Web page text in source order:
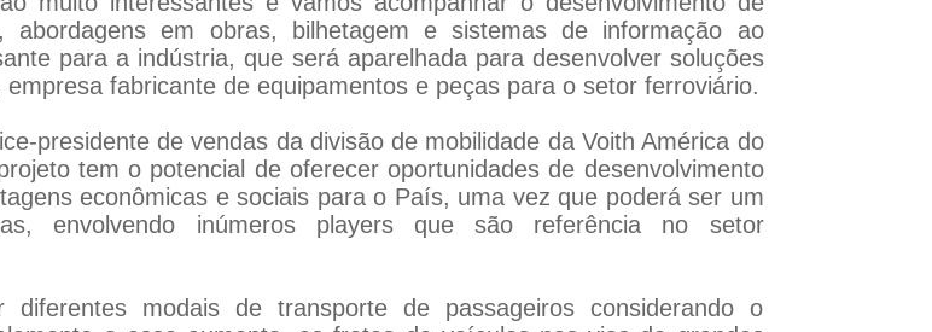
abordagens em obras, bilhetagem e sistemas de informação ao
para a indústria, que será aparelhada para desenvolver soluções
fabricante de equipamentos e peças para o setor ferroviário.
presidente de vendas da divisão de mobilidade da Voith América do
tem o potencial de oferecer oportunidades de desenvolvimento
econômicas e sociais para o País, uma vez que poderá ser um
envolvendo inúmeros players que são referência no setor
modais de transporte de passageiros considerando o